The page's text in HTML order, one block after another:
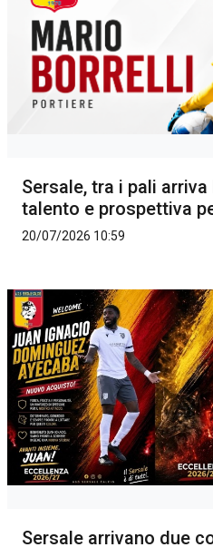
Sersale, tra i pali
talento e prospettiva
20/07/2026 10:59
Sersale arrivano due